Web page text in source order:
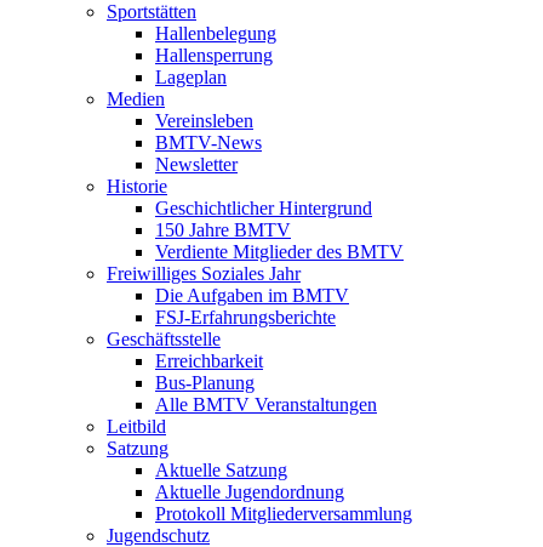
Sportstätten
Hallenbelegung
Hallensperrung
Lageplan
Medien
Vereinsleben
BMTV-News
Newsletter
Historie
Geschichtlicher Hintergrund
150 Jahre BMTV
Verdiente Mitglieder des BMTV
Freiwilliges Soziales Jahr
Die Aufgaben im BMTV
FSJ-Erfahrungsberichte
Geschäftsstelle
Erreichbarkeit
Bus-Planung
Alle BMTV Veranstaltungen
Leitbild
Satzung
Aktuelle Satzung
Aktuelle Jugendordnung
Protokoll Mitgliederversammlung
Jugendschutz